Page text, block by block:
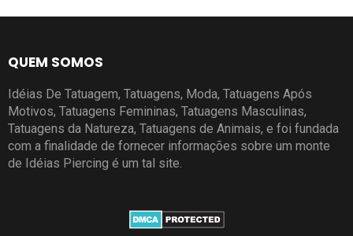
QUEM SOMOS
Idéias De Tatuagem, Tatuagens, Moda, Tatuagens Após
Motivos, Tatuagens Femininas, Tatuagens Masculinas,
Tatuagens da Natureza, Tatuagens de Animais, e foi fundada
com a finalidade de fornecer informações sobre um monte
de Idéias Piercing é um tal site.